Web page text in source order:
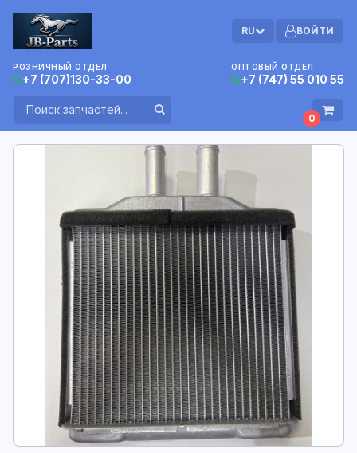
RU ВОЙТИ
РОЗНИЧНЫЙ ОТДЕЛ
+7 (707)130-33-00
ОПТОВЫЙ ОТДЕЛ
+7 (747) 55 010 55
0